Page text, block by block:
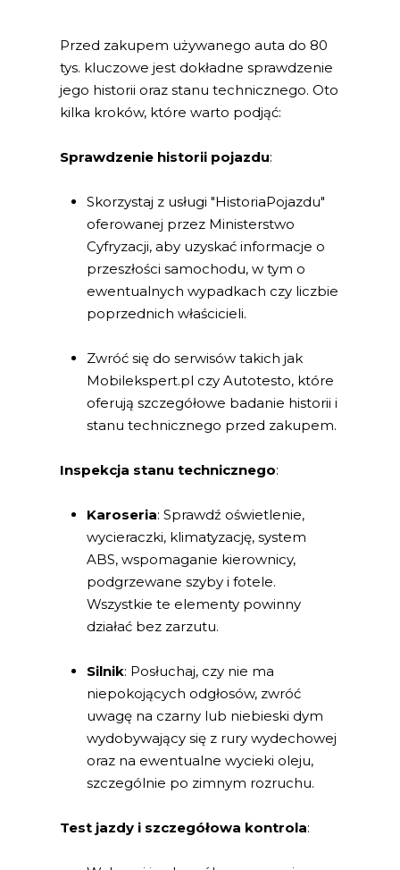
Przed zakupem używanego auta do 80
tys. kluczowe jest dokładne sprawdzenie
jego historii oraz stanu technicznego. Oto
kilka kroków, które warto podjąć:
Sprawdzenie historii pojazdu:
Skorzystaj z usługi "HistoriaPojazdu"
oferowanej przez Ministerstwo
Cyfryzacji, aby uzyskać informacje o
przeszłości samochodu, w tym o
ewentualnych wypadkach czy liczbie
poprzednich właścicieli.
Zwróć się do serwisów takich jak
Mobilekspert.pl czy Autotesto, które
oferują szczegółowe badanie historii i
stanu technicznego przed zakupem.
Inspekcja stanu technicznego:
Karoseria: Sprawdź oświetlenie,
wycieraczki, klimatyzację, system
ABS, wspomaganie kierownicy,
podgrzewane szyby i fotele.
Wszystkie te elementy powinny
działać bez zarzutu.
Silnik: Posłuchaj, czy nie ma
niepokojących odgłosów, zwróć
uwagę na czarny lub niebieski dym
wydobywający się z rury wydechowej
oraz na ewentualne wycieki oleju,
szczególnie po zimnym rozruchu.
Test jazdy i szczegółowa kontrola: